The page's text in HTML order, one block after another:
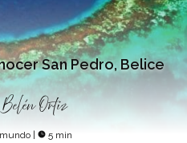
San Pedro, Belice
Ortiz
| 5 min